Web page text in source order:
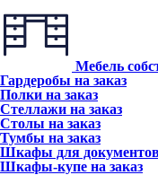
Мебель
Гардеробы на заказ
Полки на заказ
Стеллажи на заказ
Столы на заказ
Тумбы на заказ
Шкафы для документов
Шкафы-купе на заказ